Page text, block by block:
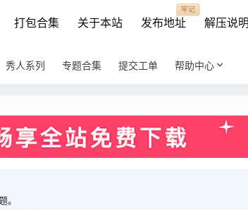
打包合集 关于本站 发布地址
牢记
解压说明
秀人系列 专题合集 提交工单 帮助中心
。